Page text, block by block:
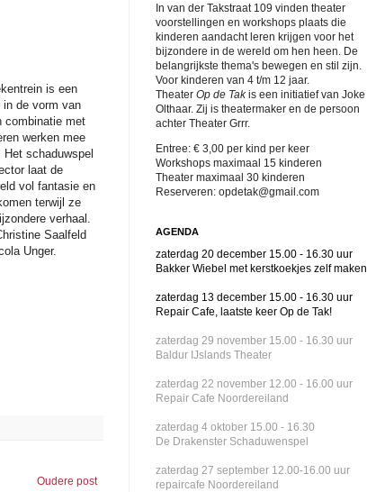
is een
in de vorm van
combinatie met
werken mee
schaduwspel
laat de
vol fantasie en
terwijl ze
verhaal.
Saalfeld
Unger.
Oudere post
In van der Takstraat 109 vinden theater
voorstellingen en workshops plaats die
kinderen aandacht leren krijgen voor het
bijzondere in de wereld om hen heen. De
belangrijkste thema's bewegen en stil zijn.
Voor kinderen van 4 t/m 12 jaar.
Theater Op de Takis een initiatief van Joke
Olthaar. Zij is theatermaker en de persoon
achter Theater Grrr.
Entree: € 3,00 per kind per keer
Workshops maximaal 15 kinderen
Theater maximaal 30 kinderen
Reserveren: opdetak@gmail.com
AGENDA
zaterdag 20 december 15.00 - 16.30 uur
Bakker Wiebel met kerstkoekjes zelf maken
zaterdag 13 december 15.00 - 16.30 uur
Repair Cafe, laatste keer Op de Tak!
zaterdag 29 november 15.00 - 16.30 uur
Baldur IJslands Theater
zaterdag 22 november 12.00 - 16.00 uur
Repair Cafe Noordereiland
zaterdag 4 oktober 15.00 - 16.30
De Drakenster Schaduwenspel
zaterdag 27 september 12.00-16.00 uur
repaircafe Noordereiland